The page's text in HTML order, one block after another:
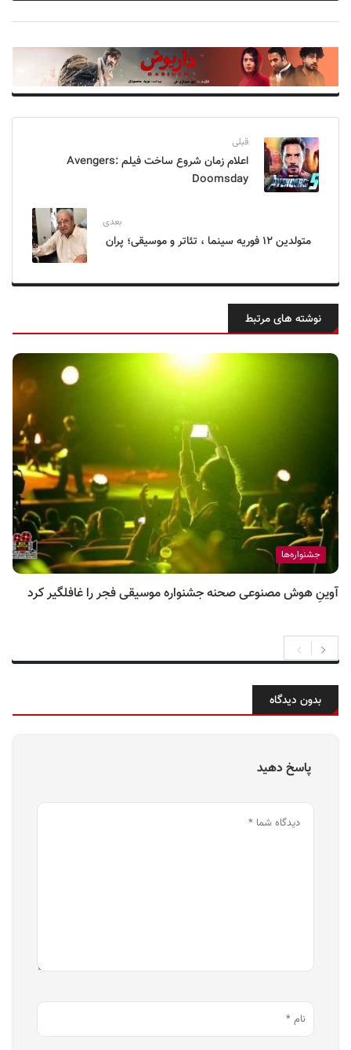
قبلی
اعلام زمان شروع ساخت فیلم Avengers:
Doomsday
بعدی
متولدین ۱۲ فوریه سینما ، تئاتر و موسیقی؛ پران
نوشته های مرتبط
جشنواره‌ها
آوینِ هوش مصنوعی صحنه جشنواره موسیقی فجر را غافلگیر کرد
بدون دیدگاه
پاسخ دهید